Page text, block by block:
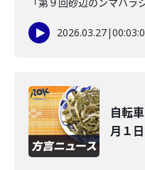
2026.03.27|
自転
月１